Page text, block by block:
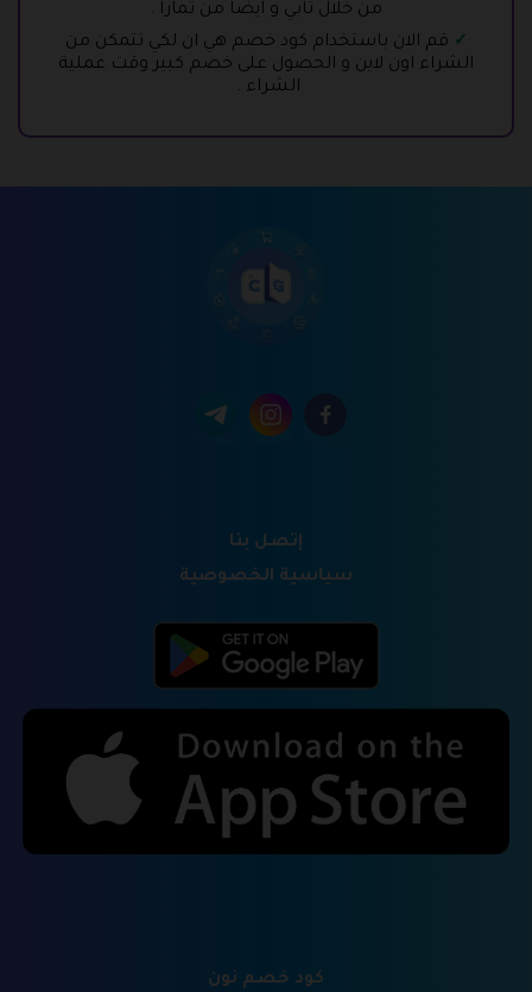
من خلال تابي و ايضا من تمارا .
قم الان باستخدام كود خصم هي ان لكي تتمكن من
الشراء اون لاين و الحصول على خصم كبير وقت عملية
الشراء .
إتصل بنا
سياسية الخصوصية
كود خصم نون